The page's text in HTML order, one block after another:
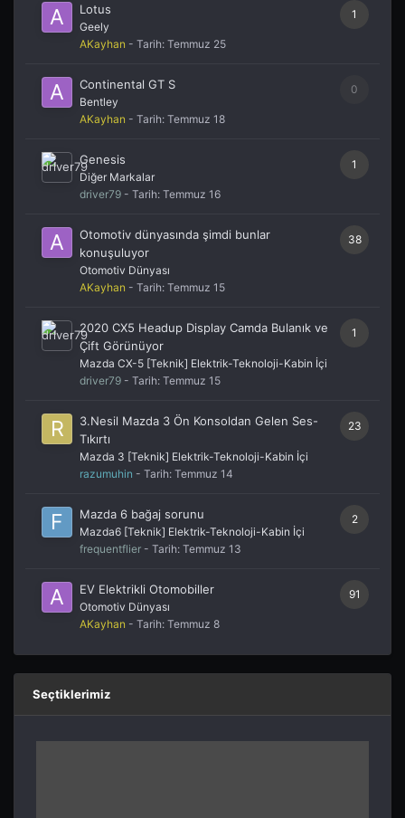
1
Lotus
Geely
AKayhan - Tarih: Temmuz 25
0
Continental GT S
Bentley
AKayhan - Tarih: Temmuz 18
1
Genesis
Diğer Markalar
driver79 - Tarih: Temmuz 16
38
Otomotiv dünyasında şimdi bunlar
konuşuluyor
Otomotiv Dünyası
AKayhan - Tarih: Temmuz 15
1
2020 CX5 Headup Display Camda Bulanık ve
Çift Görünüyor
Mazda CX-5 [Teknik] Elektrik-Teknoloji-Kabin İçi
driver79 - Tarih: Temmuz 15
23
3.Nesil Mazda 3 Ön Konsoldan Gelen Ses-
Tıkırtı
Mazda 3 [Teknik] Elektrik-Teknoloji-Kabin İçi
razumuhin - Tarih: Temmuz 14
2
Mazda 6 bağaj sorunu
Mazda6 [Teknik] Elektrik-Teknoloji-Kabin İçi
frequentflier - Tarih: Temmuz 13
91
EV Elektrikli Otomobiller
Otomotiv Dünyası
AKayhan - Tarih: Temmuz 8
Seçtiklerimiz